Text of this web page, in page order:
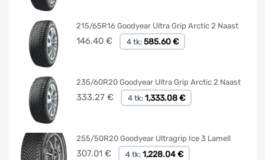
215/65R16 Goodyear Ultra Grip Arctic 2 Naast
146.40 € 4 tk: 585.60 €
235/60R20 Goodyear Ultra Grip Arctic 2 Naast
333.27 € 4 tk: 1,333.08 €
255/50R20 Goodyear Ultragrip Ice 3 Lamell
307.01 € 4 tk: 1,228.04 €